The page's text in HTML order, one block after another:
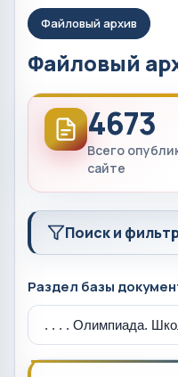
Файловый архив
Файловый
4673
Всего
сайте
Поиск и
Раздел базы